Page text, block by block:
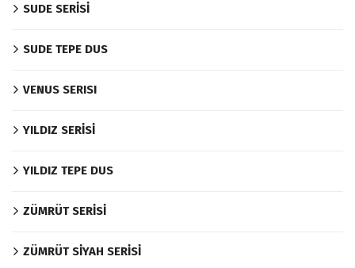
SUDE SERİSİ
SUDE TEPE DUS
VENUS SERISI
YILDIZ SERİSİ
YILDIZ TEPE DUS
ZÜMRÜT SERİSİ
ZÜMRÜT SİYAH SERİSİ